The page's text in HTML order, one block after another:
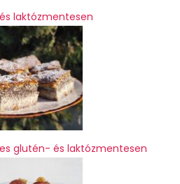
laktózmentesen
glutén- és laktózmentesen